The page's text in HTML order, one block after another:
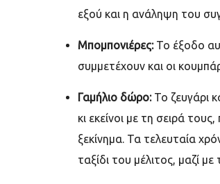
εξού και η ανάληψη του
Μπομπονιέρες: Το έξοδο
συμμετέχουν και οι
Γαμήλιο δώρο: Το ζευγάρι
κι εκείνοι με τη σειρά
ξεκίνημα. Τα τελευταία
ταξίδι του μέλιτος, μαζί